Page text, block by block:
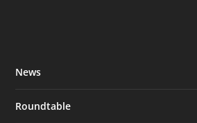
News
Roundtable